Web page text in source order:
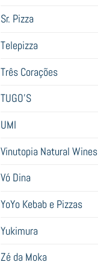
Sr. Pizza
Telepizza
Três Corações
TUGO'S
UMI
Vinutopia Natural Wines
Vó Dina
YoYo Kebab e Pizzas
Yukimura
Zé da Moka